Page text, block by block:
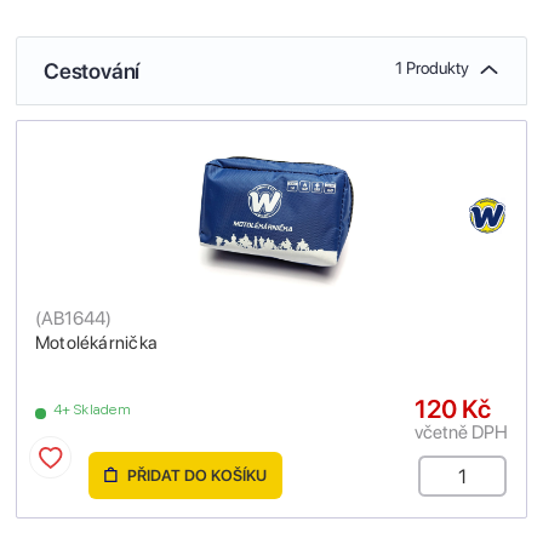
Cestování 1 Produkty
Motolékárnička
(AB1644)
4+ Skladem 120 Kč
včetně DPH
PŘIDAT DO KOŠÍKU